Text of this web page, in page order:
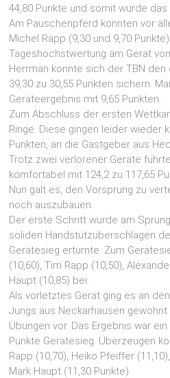
44,80 Punkte und somit wurde
Am Pauschenpferd konnten vor
Michel Rapp (9,30 und 9,70
Tageshöchstwertung am Gerät
Herrman konnte sich der TBN
39,30 zu 30,55 Punkten sichern.
Geräteergebnis mit 9,65 Punkten.
Zum Abschluss der ersten
Ringe. Diese gingen leider wieder
Punkten, an die Gastgeber aus
Trotz zwei verlorener Geräte
komfortabel mit 124,2 zu 117,65
Nun galt es, den Vorsprung zu
noch auszubauen.
Der erste Schritt wurde am
soliden Handstützüberschlägen
Gerätesieg erturnte. Zum
(10,60), Tim Rapp (10,50),
Haupt (10,85) bei.
Als vorletztes Gerät ging es an
Jungs aus Neckarhausen
Übungen vor. Das Ergebnis war
Punkte Gerätesieg. Überzeugen
Rapp (10,70), Heiko Pfeiffer
Mark Haupt (11,30 Punkte).